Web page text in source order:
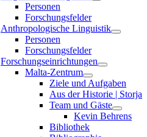
Personen
Forschungsfelder
Anthropologische Linguistik
Personen
Forschungsfelder
Forschungseinrichtungen
Malta-Zentrum
Ziele und Aufgaben
Aus der Historie | Storja
Team und Gäste
Kevin Behrens
Bibliothek